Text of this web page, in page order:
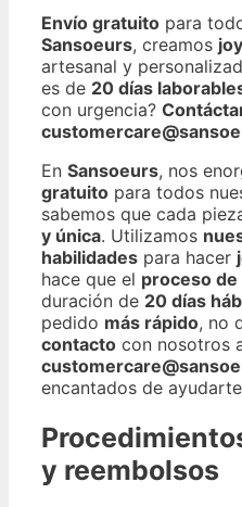
Envío gratuito para
Sansoeurs, creamos
artesanal y
es de 20 días
con urgencia?
En Sansoeurs, nos
gratuito para todos
sabemos que cada
y única. Utilizamos
habilidades para hacer
hace que el proceso
duración de 20 días
pedido más rápido, no
contacto con nosotros
encantados de
y reembolsos